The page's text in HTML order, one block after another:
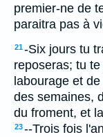
premier-ne de
paraitra pas à
21-Six jours tu
reposeras; tu
labourage et
des semaines,
du froment, et
23--Trois fois